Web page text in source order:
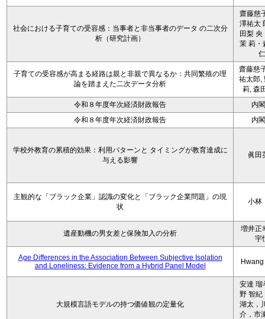
社会における子育ての受容感：当事者と非当事者のデータ の二次分
析（研究計画）
齋藤慈
澤祐太
田梨 央
茉 莉・
仁
子育ての受容感が高まる経路は親と非親で異なるか：共同繁殖の理
論を踏まえた二次データ分析
齋藤慈
祐太郎,
莉, 森
令和８年度年次経済財政報告
内
令和８年度年次経済財政報告
内
学校外教育の累積的効果：利用パターンと タイミングが教育達成に
与える影響
眞田
主観的な「ブラック企業」認識の変化と「ブラック企業問題」の現
状
小
遺産動機の男女差と保険加入の分析
増井正
宇
Age Differences in the Association Between Subjective Isolation
and Loneliness: Evidence from a Hybrid Panel Model
大規模言語モデルの持つ価値観の定量化
安達 瑠
野 智紀
湖太，
介，市